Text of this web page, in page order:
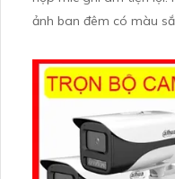
ảnh ban đêm có màu
bền bỉ trong mọi điều